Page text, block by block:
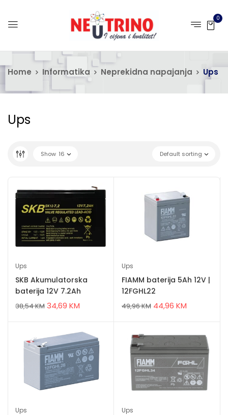
0
Home Informatika Neprekidna napajanja Ups
Ups
Default sorting
Show 16
Ups
SKB Akumulatorska
baterija 12V 7.2Ah
38,54KM 34,69 KM
Ups
FIAMM baterija 5Ah 12V |
12FGHL22
49,96KM 44,96 KM
Ups Ups